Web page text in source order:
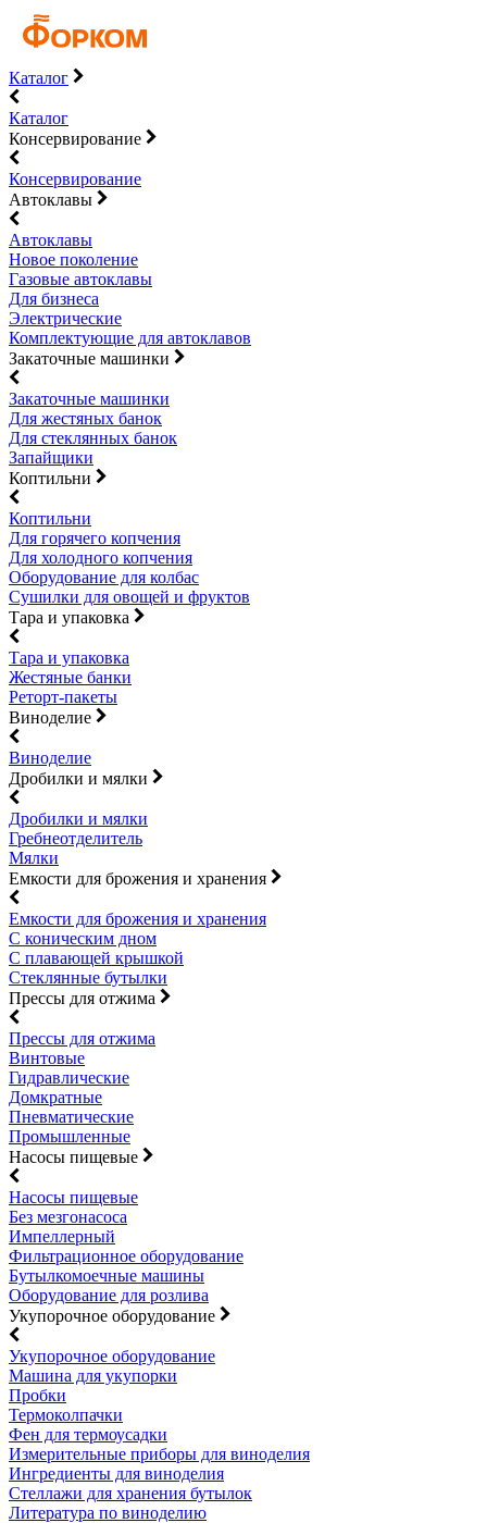
Каталог
Каталог
Консервирование
Консервирование
Автоклавы
Автоклавы
Новое поколение
Газовые автоклавы
Для бизнеса
Электрические
Комплектующие для автоклавов
Закаточные машинки
Закаточные машинки
Для жестяных банок
Для стеклянных банок
Запайщики
Коптильни
Коптильни
Для горячего копчения
Для холодного копчения
Оборудование для колбас
Сушилки для овощей и фруктов
Тара и упаковка
Тара и упаковка
Жестяные банки
Реторт-пакеты
Виноделие
Виноделие
Дробилки и мялки
Дробилки и мялки
Гребнеотделитель
Мялки
Емкости для брожения и хранения
Емкости для брожения и хранения
С коническим дном
С плавающей крышкой
Стеклянные бутылки
Прессы для отжима
Прессы для отжима
Винтовые
Гидравлические
Домкратные
Пневматические
Промышленные
Насосы пищевые
Насосы пищевые
Без мезгонасоса
Импеллерный
Фильтрационное оборудование
Бутылкомоечные машины
Оборудование для розлива
Укупорочное оборудование
Укупорочное оборудование
Машина для укупорки
Пробки
Термоколпачки
Фен для термоусадки
Измерительные приборы для виноделия
Ингредиенты для виноделия
Стеллажи для хранения бутылок
Литература по виноделию